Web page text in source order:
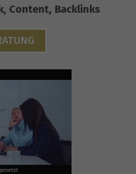
Content, Backlinks